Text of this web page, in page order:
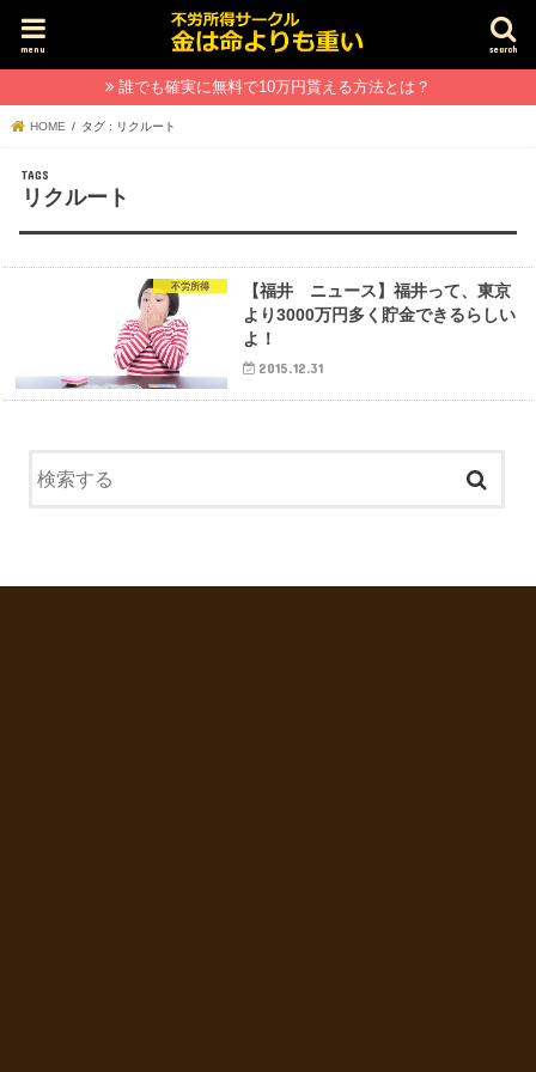
search
menu
誰でも確実に無料で10万円貰える方法とは？
HOME タグ : リクルート
リクルート
不労所得
【福井 ニュース】福井って、東京
より3000万円多く貯金できるらしい
よ！
2015.12.31